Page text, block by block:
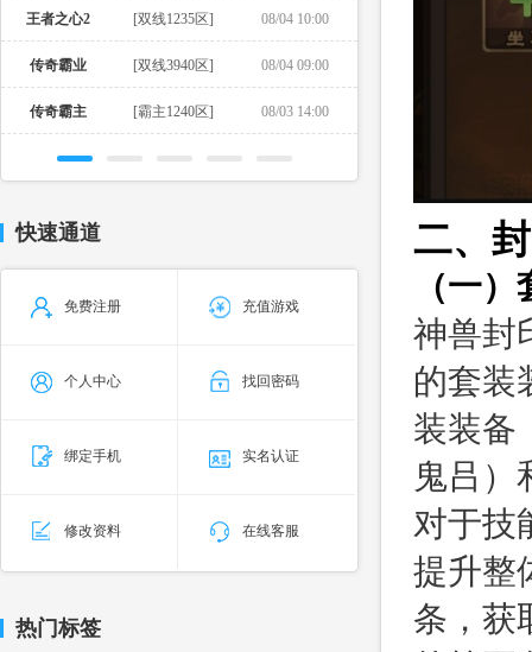
王者之心2 [双线1235区] 08/04 10:00
传奇霸业 [双线3940区] 08/04 09:00
传奇霸主 [霸主1240区] 08/03 14:00
快速通道
免费注册 充值游戏
个人中心 找回密码
绑定手机 实名认证
修改资料 在线客服
热门标签
二、
（一
神兽封
的套装
装装备
鬼吕）
对于技
提升整
条，获